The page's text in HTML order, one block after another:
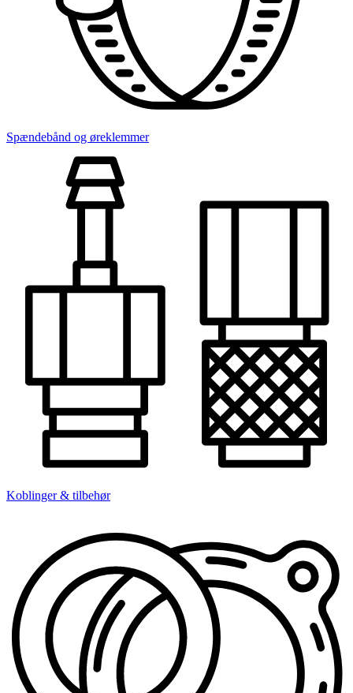
Spændebånd og øreklemmer
Koblinger & tilbehør